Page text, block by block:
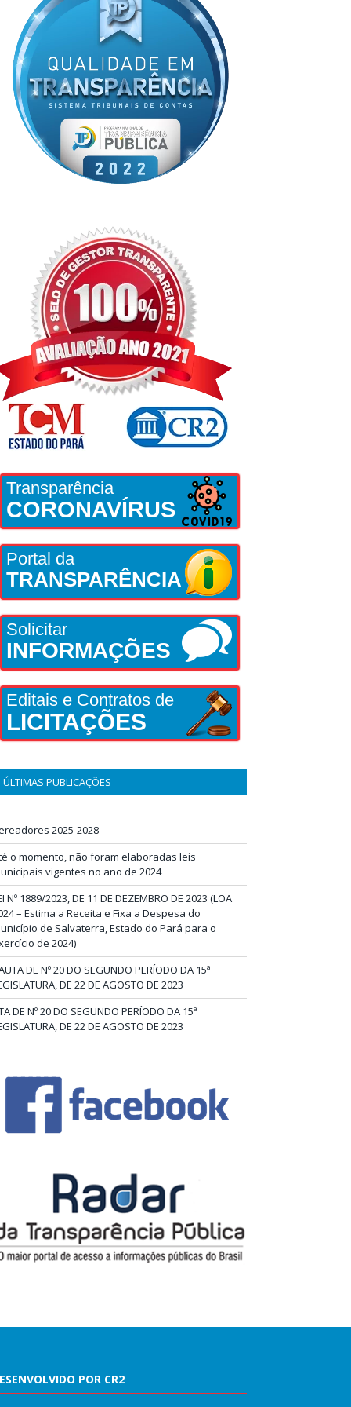
Transparência
CORONAVÍRUS
Portal da
TRANSPARÊNCIA
Solicitar
INFORMAÇÕES
Editais e Contratos de
LICITAÇÕES
ÚLTIMAS PUBLICAÇÕES
2025-2028
o momento, não foram elaboradas leis
vigentes no ano de 2024
Nº 1889/2023, DE 11 DE DEZEMBRO DE 2023 (LOA
– Estima a Receita e Fixa a Despesa do
de Salvaterra, Estado do Pará para o
de 2024)
DE Nº 20 DO SEGUNDO PERÍODO DA 15ª
DE 22 DE AGOSTO DE 2023
DE Nº 20 DO SEGUNDO PERÍODO DA 15ª
DE 22 DE AGOSTO DE 2023
POR CR2